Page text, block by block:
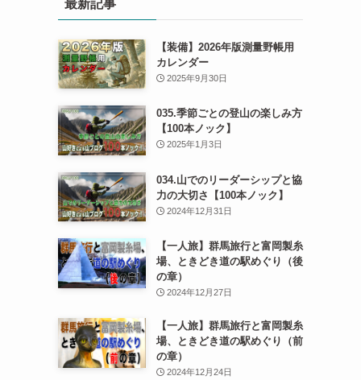
最新記事
【装備】2026年版測量野帳用
カレンダー
2025年9月30日
035.季節ごとの登山の楽しみ方
【100本ノック】
2025年1月3日
034.山でのリーダーシップと協
力の大切さ【100本ノック】
2024年12月31日
【一人旅】群馬旅行と富岡製糸
場、ときどき道の駅めぐり（後
の章）
2024年12月27日
【一人旅】群馬旅行と富岡製糸
場、ときどき道の駅めぐり（前
の章）
2024年12月24日